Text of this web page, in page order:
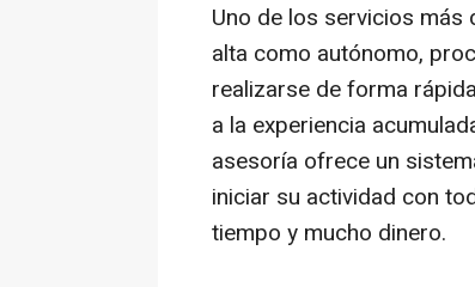
Uno de los servicios más
alta como autónomo,
realizarse de forma
a la experiencia
asesoría ofrece un
iniciar su actividad con
tiempo y mucho dinero.